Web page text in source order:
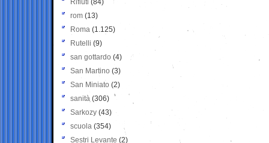
Rifiuti (84)
rom (13)
Roma (1.125)
Rutelli (9)
san gottardo (4)
San Martino (3)
San Miniato (2)
sanità (306)
Sarkozy (43)
scuola (354)
Sestri Levante (2)